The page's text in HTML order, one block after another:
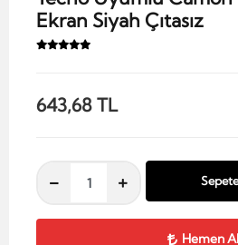
Ekran Siyah Çıtasız
643,68 TL
Hemen Al